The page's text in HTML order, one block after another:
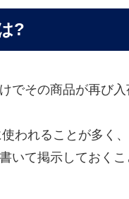
?
でその商品が再び
われることが多く
いて掲示しておく